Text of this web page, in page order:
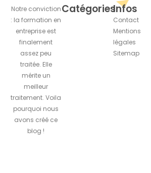
Notre conviction
: la formation en
entreprise est
finalement
assez peu
traitée. Elle
mérite un
meilleur
traitement. Voila
pourquoi nous
avons créé ce
blog !
CatégoriesInfos
Contact
Mentions
légales
Sitemap